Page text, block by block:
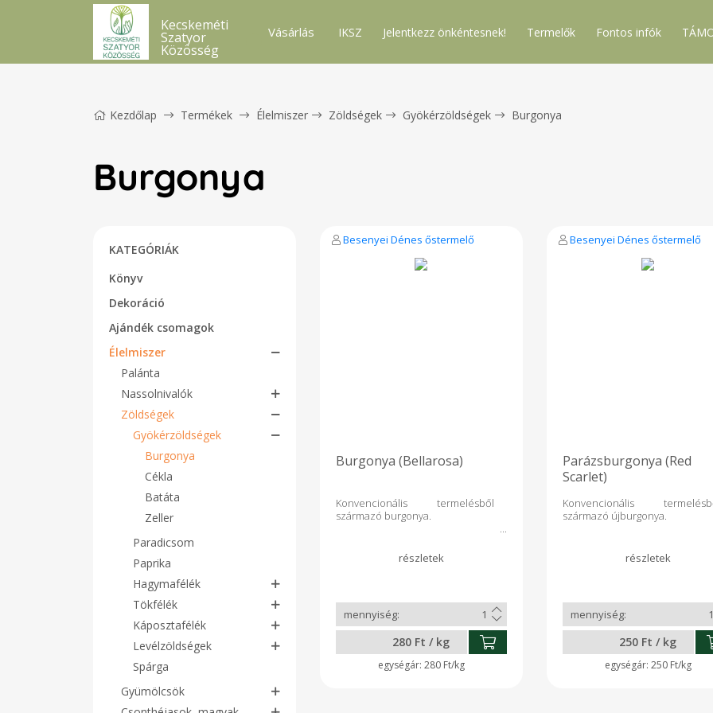
Kecskeméti
Szatyor
Közösség
Vásárlás IKSZ Jelentkezz önkéntesnek! Termelők Fontos infók
Kezdőlap Termékek Élelmiszer Zöldségek Gyökérzöldségek Burgonya
Burgonya
KATEGÓRIÁK
Könyv
Dekoráció
Ajándék csomagok
Élelmiszer
Palánta
Nassolnivalók
Zöldségek
Gyökérzöldségek
Burgonya
Cékla
Batáta
Zeller
Paradicsom
Paprika
Hagymafélék
Tökfélék
Káposztafélék
Levélzöldségek
Spárga
Gyümölcsök
Besenyei Dénes őstermelő
Burgonya (Bellarosa)
Konvencionális termelésből
származó burgonya.
280 Ft / kg
280 Ft/kg
Besenyei Dénes őstermelő
Parázsburgonya (Red
Scarlet)
Konvencionális
származó újburgonya.
250 Ft / kg
250 Ft/kg